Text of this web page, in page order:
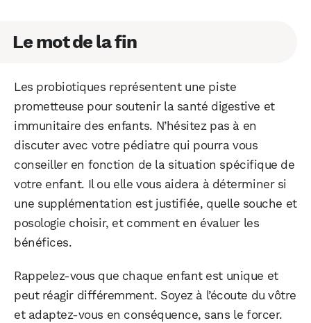
Le mot de la fin
Les probiotiques représentent une piste
prometteuse pour soutenir la santé digestive et
immunitaire des enfants. N’hésitez pas à en
discuter avec votre pédiatre qui pourra vous
conseiller en fonction de la situation spécifique de
votre enfant. Il ou elle vous aidera à déterminer si
une supplémentation est justifiée, quelle souche et
posologie choisir, et comment en évaluer les
bénéfices.
Rappelez-vous que chaque enfant est unique et
peut réagir différemment. Soyez à l’écoute du vôtre
et adaptez-vous en conséquence, sans le forcer.